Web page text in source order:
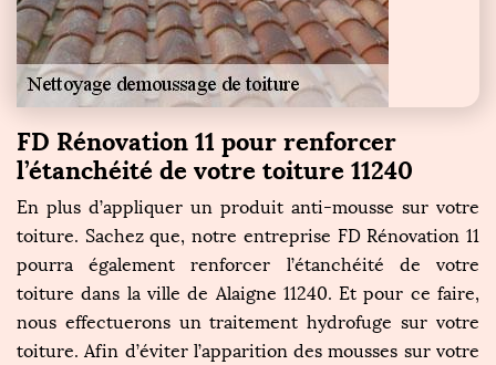
FD Rénovation 11 pour renforcer
l’étanchéité de votre toiture 11240
En plus d’appliquer un produit anti-mousse sur votre
toiture. Sachez que, notre entreprise FD Rénovation 11
pourra également renforcer l’étanchéité de votre
toiture dans la ville de Alaigne 11240. Et pour ce faire,
nous effectuerons un traitement hydrofuge sur votre
toiture. Afin d’éviter l’apparition des mousses sur votre